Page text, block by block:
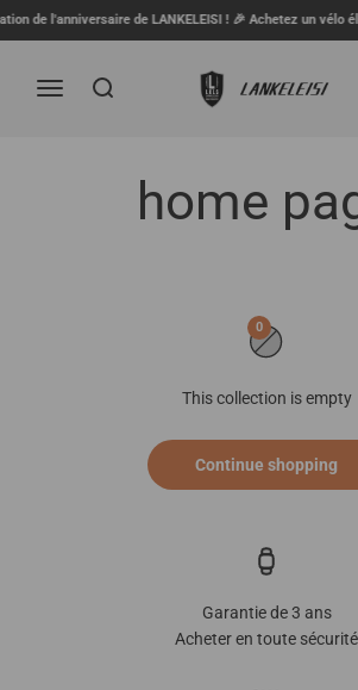
Skip to content
de l'anniversaire de LANKELEISI ! 🎉 Achetez un vélo
Menu Search
LANKELEISI FR
0
This collection is empty
Continue shopping
Garantie de 3 ans
Acheter en toute sécurité